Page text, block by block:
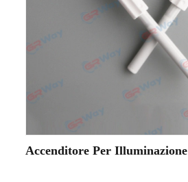
Accenditore Per Illuminazione